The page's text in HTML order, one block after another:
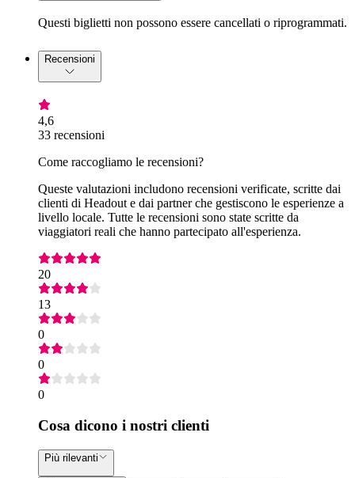
Questi biglietti non possono essere cancellati o riprogrammati.
Recensioni
4,6
33 recensioni
Come raccogliamo le recensioni?
Queste valutazioni includono recensioni verificate, scritte dai
clienti di Headout e dai partner che gestiscono le esperienze a
livello locale. Tutte le recensioni sono state scritte da
viaggiatori reali che hanno partecipato all'esperienza.
20
13
0
0
0
Cosa dicono i nostri clienti
Più rilevanti